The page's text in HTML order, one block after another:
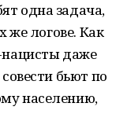
одна задача,
же логове. Как
нацисты даже
бьют по
населению,